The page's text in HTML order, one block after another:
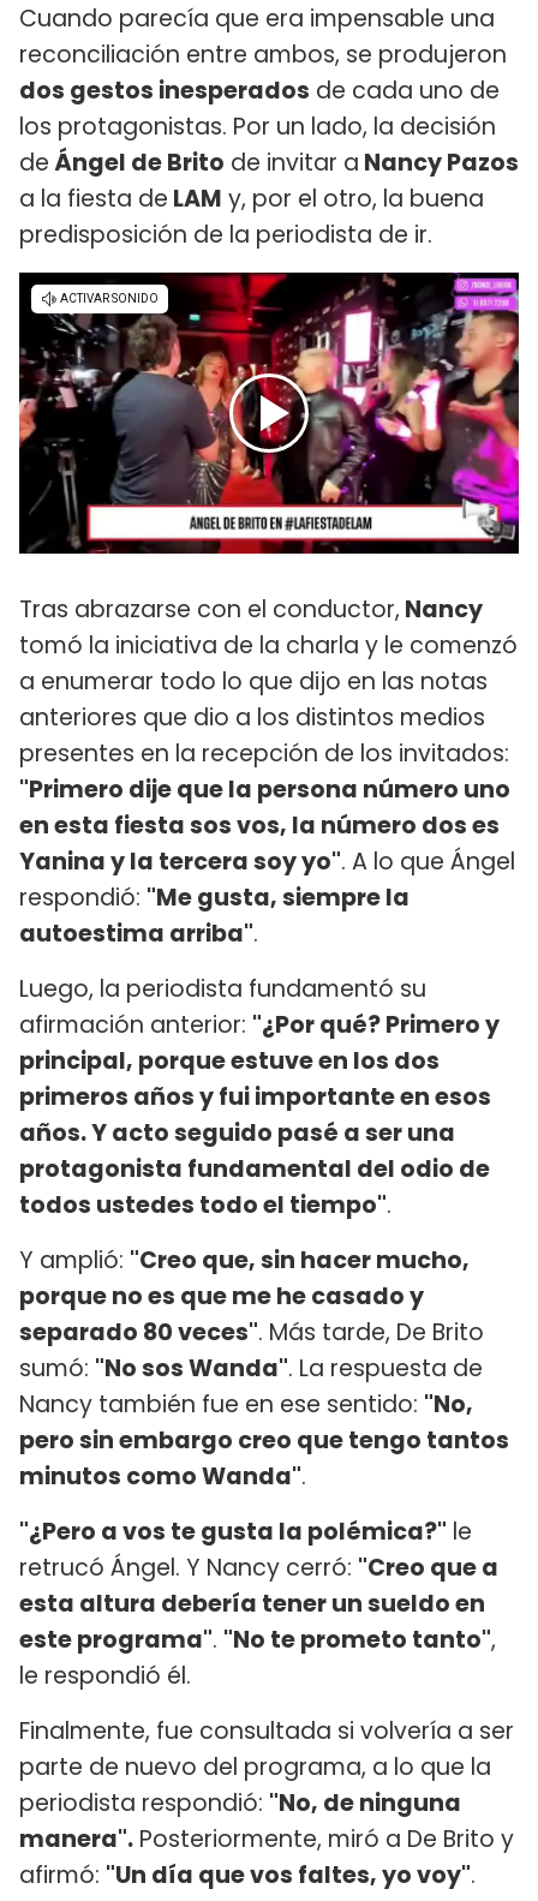
Cuando parecía que era impensable una
reconciliación entre ambos, se produjeron
dos gestos inesperados de cada uno de
los protagonistas. Por un lado, la decisión
deÁngel de Brito de invitar a Nancy Pazos
a la fiesta de LAM y, por el otro, la buena
predisposición de la periodista de ir.
Tras abrazarse con el conductor, Nancy
tomó la iniciativa de la charla y le comenzó
a enumerar todo lo que dijo en las notas
anteriores que dio a los distintos medios
presentes en la recepción de los invitados:
"Primero dije que la persona número uno
en esta fiesta sos vos, la número dos es
Yanina y la tercera soy yo". A lo que Ángel
respondió: "Me gusta, siempre la
autoestima arriba".
Luego, la periodista fundamentó su
afirmación anterior: "¿Por qué? Primero y
principal, porque estuve en los dos
primeros años y fui importante en esos
años. Y acto seguido pasé a ser una
protagonista fundamental del odio de
todos ustedes todo el tiempo".
Y amplió: "Creo que, sin hacer mucho,
porque no es que me he casado y
separado 80 veces". Más tarde, De Brito
sumó: "No sos Wanda". La respuesta de
Nancy también fue en ese sentido: "No,
pero sin embargo creo que tengo tantos
minutos como Wanda".
"¿Pero a vos te gusta la polémica?" le
retrucó Ángel. Y Nancy cerró: "Creo que a
esta altura debería tener un sueldo en
este programa". "No te prometo tanto",
le respondió él.
Finalmente, fue consultada si volvería a ser
parte de nuevo del programa, a lo que la
periodista respondió: "No, de ninguna
manera". Posteriormente, miró a De Brito y
afirmó: "Un día que vos faltes, yo voy".